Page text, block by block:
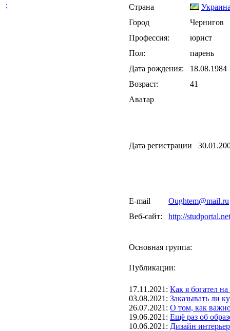
: Страна
Город
Чернигов
Профессия:
юрист
Пол:
парень
Дата рождения:
18.08.1984
Возраст:
41
Аватар
Дата регистрации
E-mail
Oughtem@mail.ru
Веб-сайт:
http://
Основная группа:
Публикации:
17.11.2021 : Как я богател на
03.08.2021 : Заказывать ли
26.07.2021 : О том, как
19.06.2021 : Ещё раз об
10.06.2021 : Дизайн